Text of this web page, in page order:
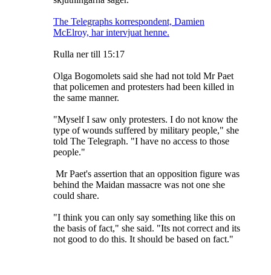
The Telegraphs korrespondent, Damien
McElroy, har intervjuat henne.
Rulla ner till 15:17
Olga Bogomolets said she had not told Mr Paet
that policemen and protesters had been killed in
the same manner.
"Myself I saw only protesters. I do not know the
type of wounds suffered by military people," she
told The Telegraph. "I have no access to those
people."
Mr Paet's assertion that an opposition figure was
behind the Maidan massacre was not one she
could share.
"I think you can only say something like this on
the basis of fact," she said. "Its not correct and its
not good to do this. It should be based on fact."